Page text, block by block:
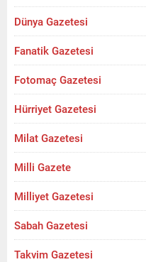
Dünya Gazetesi
Fanatik Gazetesi
Fotomaç Gazetesi
Hürriyet Gazetesi
Milat Gazetesi
Milli Gazete
Milliyet Gazetesi
Sabah Gazetesi
Takvim Gazetesi